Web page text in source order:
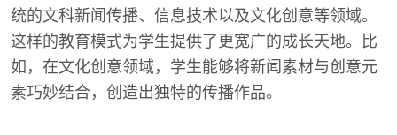
统的文科新闻传播、信息技术以及文化创意等领域。
这样的教育模式为学生提供了更宽广的成长天地。比
如，在文化创意领域，学生能够将新闻素材与创意元
素巧妙结合，创造出独特的传播作品。